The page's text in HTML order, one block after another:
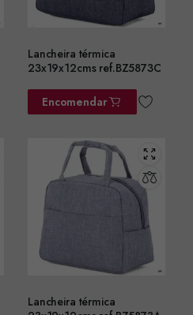
Lancheira térmica
23x19x12cms ref.BZ5873C
Encomendar
Lancheira térmica